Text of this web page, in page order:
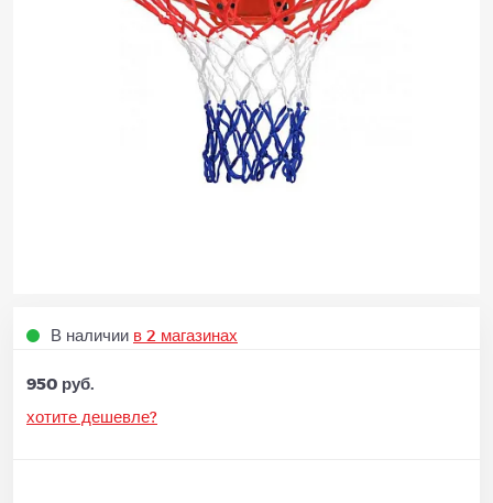
В наличии в 2 магазинах
950 руб.
хотите дешевле?